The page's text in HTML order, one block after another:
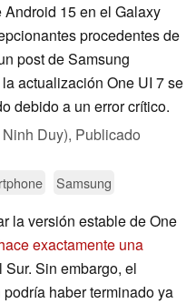
15 en el Galaxy
procedentes de
post de Samsung
actualización One UI 7 se
debido a un error crítico.
Ninh Duy), Publicado
Samsung
la versión estable de One
exactamente una
Sin embargo, el
haber terminado ya